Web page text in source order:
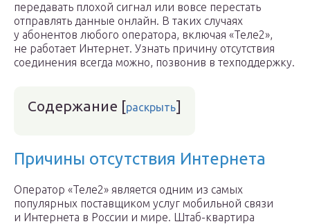
передавать плохой сигнал или вовсе перестать
отправлять данные онлайн. В таких случаях
у абонентов любого оператора, включая «Теле2»,
не работает Интернет. Узнать причину отсутствия
соединения всегда можно, позвонив в техподдержку.
Содержание [раскрыть]
Причины отсутствия Интернета
Оператор «Теле2» является одним из самых
популярных поставщиком услуг мобильной связи
и Интернета в России и мире. Штаб-квартира